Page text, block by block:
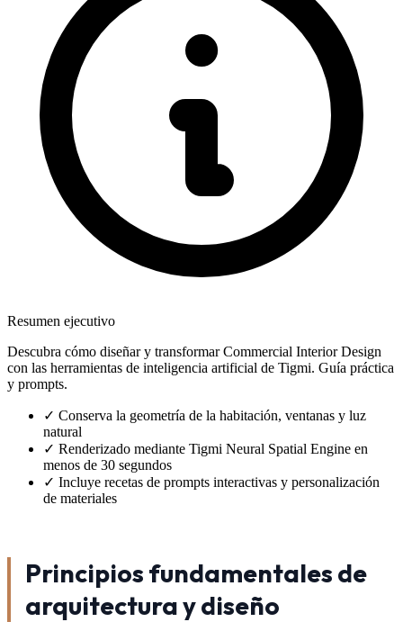
Resumen ejecutivo
Descubra cómo diseñar y transformar Commercial Interior Design
con las herramientas de inteligencia artificial de Tigmi. Guía práctica
y prompts.
✓ Conserva la geometría de la habitación, ventanas y luz
natural
✓ Renderizado mediante Tigmi Neural Spatial Engine en
menos de 30 segundos
✓ Incluye recetas de prompts interactivas y personalización
de materiales
Principios fundamentales de
arquitectura y diseño